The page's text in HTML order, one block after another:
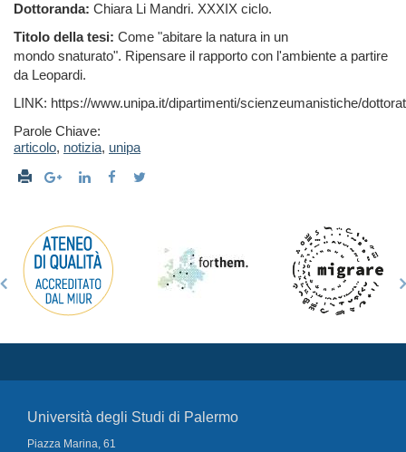
Dottoranda: Chiara Li Mandri. XXXIX ciclo.
Titolo della tesi: Come "abitare la natura in un
mondo snaturato". Ripensare il rapporto con l'ambiente a partire
da Leopardi.
LINK: https://www.unipa.it/dipartimenti/scienzeumanistiche/
Parole Chiave:
articolo, notizia, unipa
Università degli Studi di Palermo
Piazza Marina, 61